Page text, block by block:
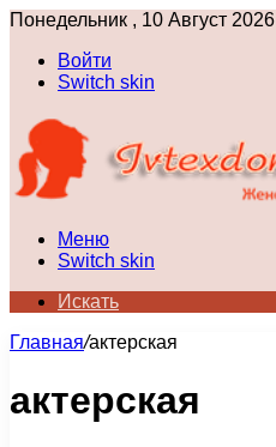
Понедельник , 10 Август 2026
Войти
Switch skin
Меню
Switch skin
Искать
Главная/актерская
актерская